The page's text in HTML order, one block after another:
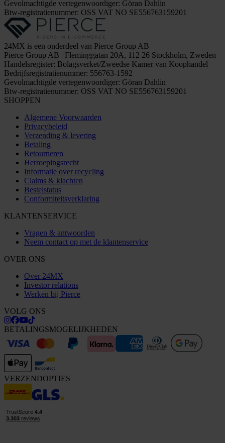
Gevolmachtigde vertegenwoordiger: Göran Dahlin
Btw-registratienummer: OSS VAT NO SE556763159201
24MX is een onderdeel van Pierce Group AB
Pierce Group AB | Fleminggatan 20A, 112 26 Stockholm, Zweden
Handelsregister: Bolagsverket/Zweedse Kamer van Koophandel
Bedrijfsregistratienummer: 556763-1592
Gevolmachtigde vertegenwoordiger: Göran Dahlin
Btw-registratienummer: OSS VAT NO SE556763159201
SHOPPEN
Algemene Voorwaarden
Privacybeleid
Verzending & levering
Betaling
Retourneren
Herroepingsrecht
Informatie over recycling
Claims & klachten
Bestelstatus
Conformiteitsverklaring
KLANTENSERVICE
Vragen & antwoorden
Neem contact op met de klantenservice
OVER ONS
Over 24MX
Investor relations
Werken bij Pierce
VOLG ONS
BETALINGSMOGELIJKHEDEN
VERZENDOPTIES